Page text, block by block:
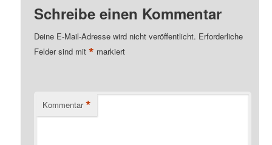
Schreibe einen Kommentar
Deine E-Mail-Adresse wird nicht veröffentlicht. Erforderliche
Felder sind mit* markiert
Kommentar *